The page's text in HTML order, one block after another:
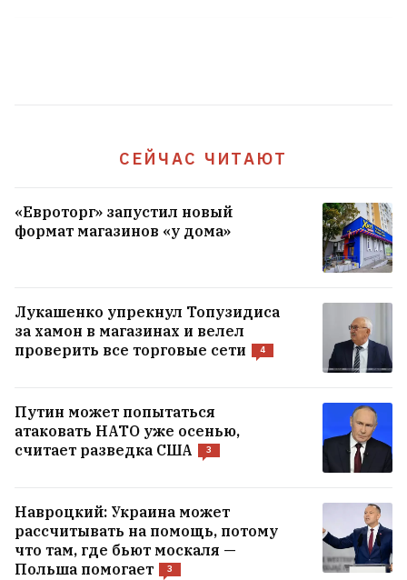
СЕЙЧАС ЧИТАЮТ
«Евроторг» запустил новый
формат магазинов «у дома»
Лукашенко упрекнул Топузидиса
за хамон в магазинах и велел
проверить все торговые сети
4
Путин может попытаться
атаковать НАТО уже осенью,
считает разведка США
3
Навроцкий: Украина может
рассчитывать на помощь, потому
что там, где бьют москаля —
Польша помогает
3